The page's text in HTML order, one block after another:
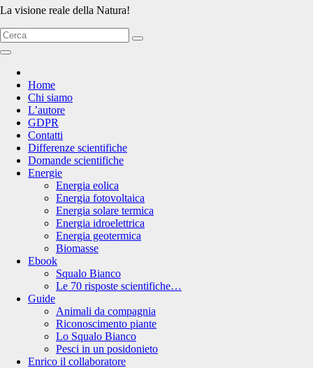
La visione reale della Natura!
Home
Chi siamo
L’autore
GDPR
Contatti
Differenze scientifiche
Domande scientifiche
Energie
Energia eolica
Energia fotovoltaica
Energia solare termica
Energia idroelettrica
Energia geotermica
Biomasse
Ebook
Squalo Bianco
Le 70 risposte scientifiche…
Guide
Animali da compagnia
Riconoscimento piante
Lo Squalo Bianco
Pesci in un posidonieto
Enrico il collaboratore